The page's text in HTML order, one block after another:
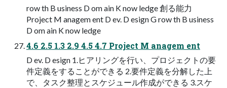
row th B usiness D om ain K now ledge 創る能力
Project M anagem ent D ev. D esign G row th B usiness
D om ain K now ledge
4.6 2.5 1.3 2.9 4.5 4.7 Project M anagem ent
D ev. D esign 1.ヒアリングを行い、プロジェクトの要
件定義をすることができる 2.要件定義を分解した上
で、タスク整理とスケジュール作成ができる 3.スケ